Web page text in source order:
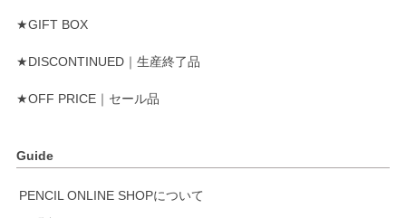
★GIFT BOX
★DISCONTINUED｜生産終了品
★OFF PRICE｜セール品
Guide
PENCIL ONLINE SHOPについて